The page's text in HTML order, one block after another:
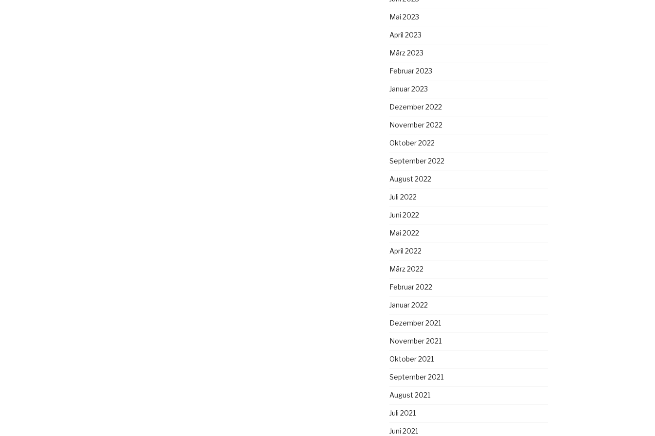
Mai 2023
April 2023
März 2023
Februar 2023
Januar 2023
Dezember 2022
November 2022
Oktober 2022
September 2022
August 2022
Juli 2022
Juni 2022
Mai 2022
April 2022
März 2022
Februar 2022
Januar 2022
Dezember 2021
November 2021
Oktober 2021
September 2021
August 2021
Juli 2021
Juni 2021